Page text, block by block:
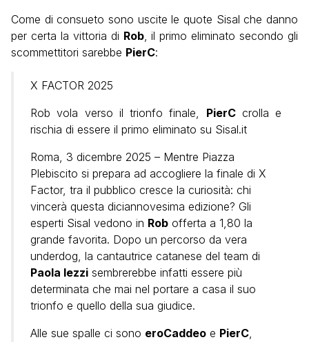
Come di consueto sono uscite le quote Sisal che danno
per certa la vittoria di Rob, il primo eliminato secondo gli
scommettitori sarebbe PierC:
X FACTOR 2025
Rob vola verso il trionfo finale, PierCcrolla e
rischia di essere il primo eliminato su Sisal.it
Roma, 3 dicembre 2025 – Mentre Piazza
Plebiscito si prepara ad accogliere la finale di X
Factor, tra il pubblico cresce la curiosità: chi
vincerà questa diciannovesima edizione? Gli
esperti Sisal vedono in Rob offerta a 1,80 la
grande favorita. Dopo un percorso da vera
underdog, la cantautrice catanese del team di
Paola Iezzi sembrerebbe infatti essere più
determinata che mai nel portare a casa il suo
trionfo e quello della sua giudice.
Alle sue spalle ci sono eroCaddeo e PierC,